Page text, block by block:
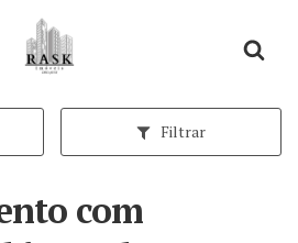
Página inicial
Filtrar
com